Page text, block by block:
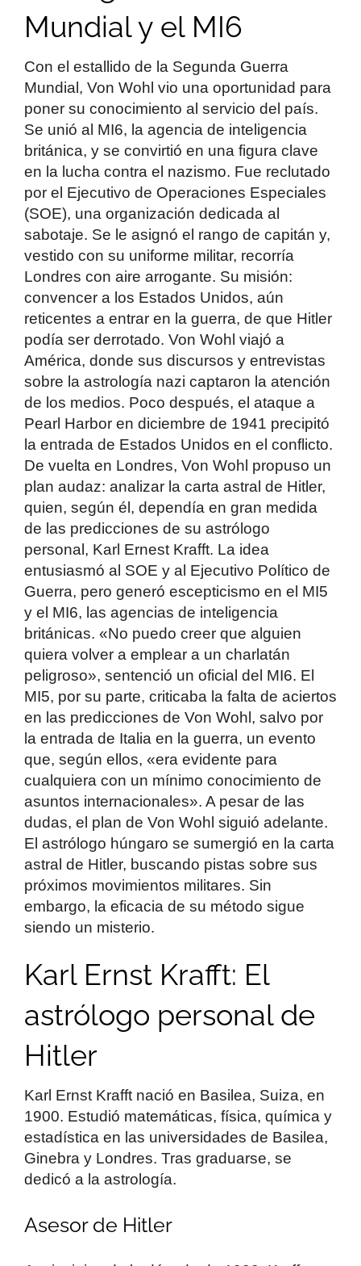
Mundial y el MI6
Con el estallido de la Segunda Guerra
Mundial, Von Wohl vio una oportunidad para
poner su conocimiento al servicio del país.
Se unió al MI6, la agencia de inteligencia
británica, y se convirtió en una figura clave
en la lucha contra el nazismo. Fue reclutado
por el Ejecutivo de Operaciones Especiales
(SOE), una organización dedicada al
sabotaje. Se le asignó el rango de capitán y,
vestido con su uniforme militar, recorría
Londres con aire arrogante. Su misión:
convencer a los Estados Unidos, aún
reticentes a entrar en la guerra, de que Hitler
podía ser derrotado. Von Wohl viajó a
América, donde sus discursos y entrevistas
sobre la astrología nazi captaron la atención
de los medios. Poco después, el ataque a
Pearl Harbor en diciembre de 1941 precipitó
la entrada de Estados Unidos en el conflicto.
De vuelta en Londres, Von Wohl propuso un
plan audaz: analizar la carta astral de Hitler,
quien, según él, dependía en gran medida
de las predicciones de su astrólogo
personal, Karl Ernest Krafft. La idea
entusiasmó al SOE y al Ejecutivo Político de
Guerra, pero generó escepticismo en el MI5
y el MI6, las agencias de inteligencia
británicas. «No puedo creer que alguien
quiera volver a emplear a un charlatán
peligroso», sentenció un oficial del MI6. El
MI5, por su parte, criticaba la falta de aciertos
en las predicciones de Von Wohl, salvo por
la entrada de Italia en la guerra, un evento
que, según ellos, «era evidente para
cualquiera con un mínimo conocimiento de
asuntos internacionales». A pesar de las
dudas, el plan de Von Wohl siguió adelante.
El astrólogo húngaro se sumergió en la carta
astral de Hitler, buscando pistas sobre sus
próximos movimientos militares. Sin
embargo, la eficacia de su método sigue
siendo un misterio.
Karl Ernst Krafft: El
astrólogo personal de
Hitler
Karl Ernst Krafft nació en Basilea, Suiza, en
1900. Estudió matemáticas, física, química y
estadística en las universidades de Basilea,
Ginebra y Londres. Tras graduarse, se
dedicó a la astrología.
Asesor de Hitler